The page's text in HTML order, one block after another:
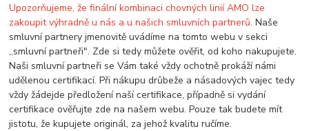
Upozorňujeme, že finální kombinaci chovných linií AMO lze
zakoupit výhradně u nás a u našich smluvních partnerů. Naše
smluvní partnery jmenovitě uvádíme na tomto webu v sekci
,,smluvní partneři". Zde si tedy můžete ověřit, od koho nakupujete.
Naši smluvní partneři se Vám také vždy ochotně prokáží námi
udělenou certifikací. Při nákupu drůbeže a násadových vajec tedy
vždy žádejde předložení naší certifikace, případně si vydání
certifikace ověřujte zde na našem webu. Pouze tak budete mít
jistotu, že kupujete originál, za jehož kvalitu ručíme.